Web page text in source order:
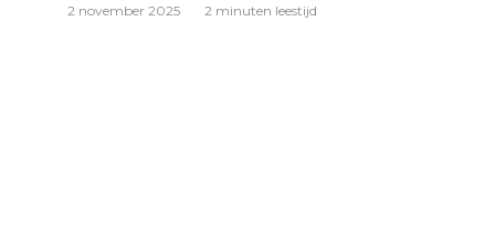
2 november 2025 2 minuten leestijd